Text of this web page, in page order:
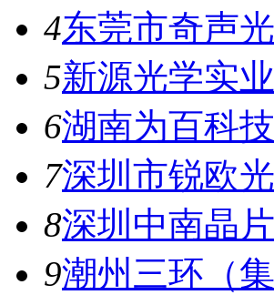
4东莞市奇声
5新源光学实
6湖南为百科
7深圳市锐欧
8深圳中南晶
9潮州三环（